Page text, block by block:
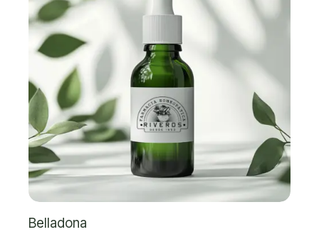
Belladona